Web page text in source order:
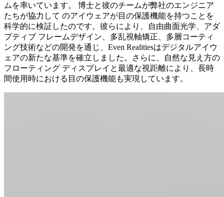
ムを率いています。 博士と彼のチームが弊社のエンジニア
たちが協力して のアイウェアが目の保護機能を持つことを
科学的に検証したのです。彼らにより、自由曲面光学、アダ
プティブ フレームデザイン、多乱視軸矯正、多層コーティ
ング技術などの開発を通じ、Even Realitiesはデジタルアイウ
ェアの新たな基準を確立しました。さらに、自然な見え方の
フローティング ディスプレイと最適な視距離により、長時
間使用時における目の保護機能も実現しています。